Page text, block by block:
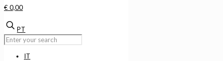
€ 0,00
PT
IT